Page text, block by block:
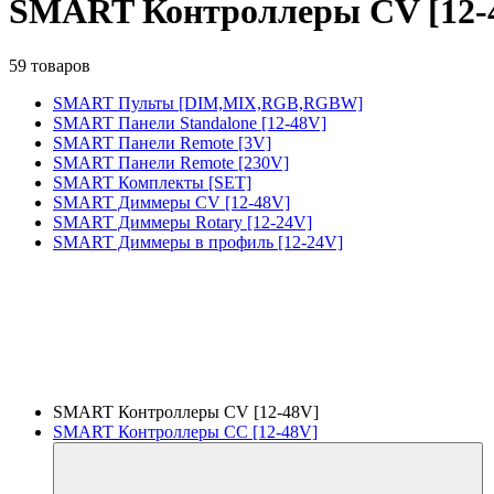
SMART Контроллеры CV
59 товаров
SMART Пульты [DIM,MIX,RGB,RGBW]
SMART Панели Standalone [12-48V]
SMART Панели Remote [3V]
SMART Панели Remote [230V]
SMART Комплекты [SET]
SMART Диммеры CV [12-48V]
SMART Диммеры Rotary [12-24V]
SMART Диммеры в профиль [12-24V]
SMART Контроллеры CV [12-48V]
SMART Контроллеры CC [12-48V]